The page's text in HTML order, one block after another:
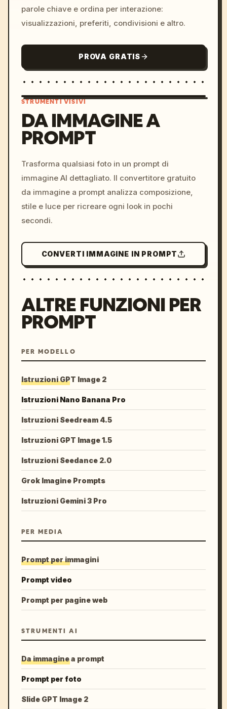
parole chiave e ordina per interazione:
visualizzazioni, preferiti, condivisioni e altro.
PROVA GRATIS
colors, 8k --v 6.0
STRUMENTI VISIVI
DA IMMAGINE A
PROMPT
Trasforma qualsiasi foto in un prompt di
immagine AI dettagliato. Il convertitore gratuito
da immagine a prompt analizza composizione,
stile e luce per ricreare ogni look in pochi
secondi.
CONVERTI IMMAGINE IN PROMPT
ALTRE FUNZIONI PER
PROMPT
PER MODELLO
Istruzioni GPT Image 2
Istruzioni Nano Banana Pro
Istruzioni Seedream 4.5
Istruzioni GPT Image 1.5
Istruzioni Seedance 2.0
Grok Imagine Prompts
Istruzioni Gemini 3 Pro
PER MEDIA
Prompt per immagini
Prompt video
Prompt per pagine web
STRUMENTI AI
Da immagine a prompt
Prompt per foto
Slide GPT Image 2